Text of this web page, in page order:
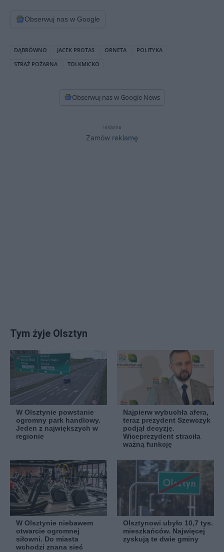
Obserwuj nas w Google
DĄBRÓWNO JACEK PROTAS ORNETA
POLITYKA
STRAŻ POŻARNA
TOLKMICKO
Obserwuj nas w Google News
reklama
Zamów reklamę
Tym żyje Olsztyn
W Olsztynie powstanie
ogromny park handlowy.
Jeden z największych w
regionie
Najpierw wybuchła afera,
teraz prezydent Szewczyk
podjął decyzję.
Wiceprezydent straciła
ważną funkcję
W Olsztynie niebawem
otwarcie ogromnej
siłowni. Do miasta
wchodzi znana sieć
Olsztynowi ubyło 10,7 tys.
mieszkańców. Najwięcej
zyskują te dwie gminy